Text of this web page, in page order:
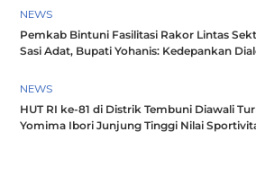
NEWS
Pemkab Bintuni Fasilitasi Rakor Lintas
Sasi Adat, Bupati Yohanis: Kedepankan
NEWS
HUT RI ke-81 di Distrik Tembuni Diawali
Yomima Ibori Junjung Tinggi Nilai